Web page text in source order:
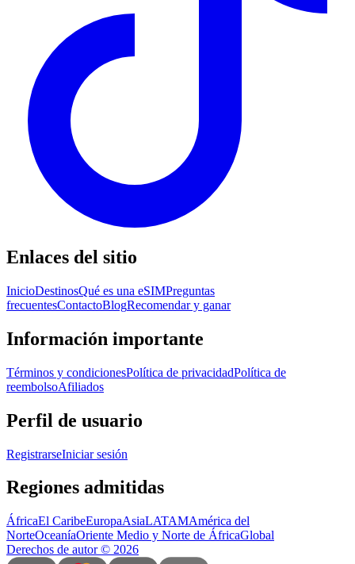
Enlaces del sitio
InicioDestinosQué es una eSIMPreguntas
frecuentesContactoBlogRecomendar y ganar
Información importante
Términos y condicionesPolítica de privacidadPolítica de
reembolsoAfiliados
Perfil de usuario
RegistrarseIniciar sesión
Regiones admitidas
ÁfricaEl CaribeEuropaAsiaLATAMAmérica del
NorteOceaníaOriente Medio y Norte de ÁfricaGlobal
Derechos de autor© 2026